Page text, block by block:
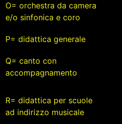
O= orchestra da camera
e/o sinfonica e coro
P= didattica generale
Q= canto con
accompagnamento
R= didattica per scuole
ad indirizzo musicale